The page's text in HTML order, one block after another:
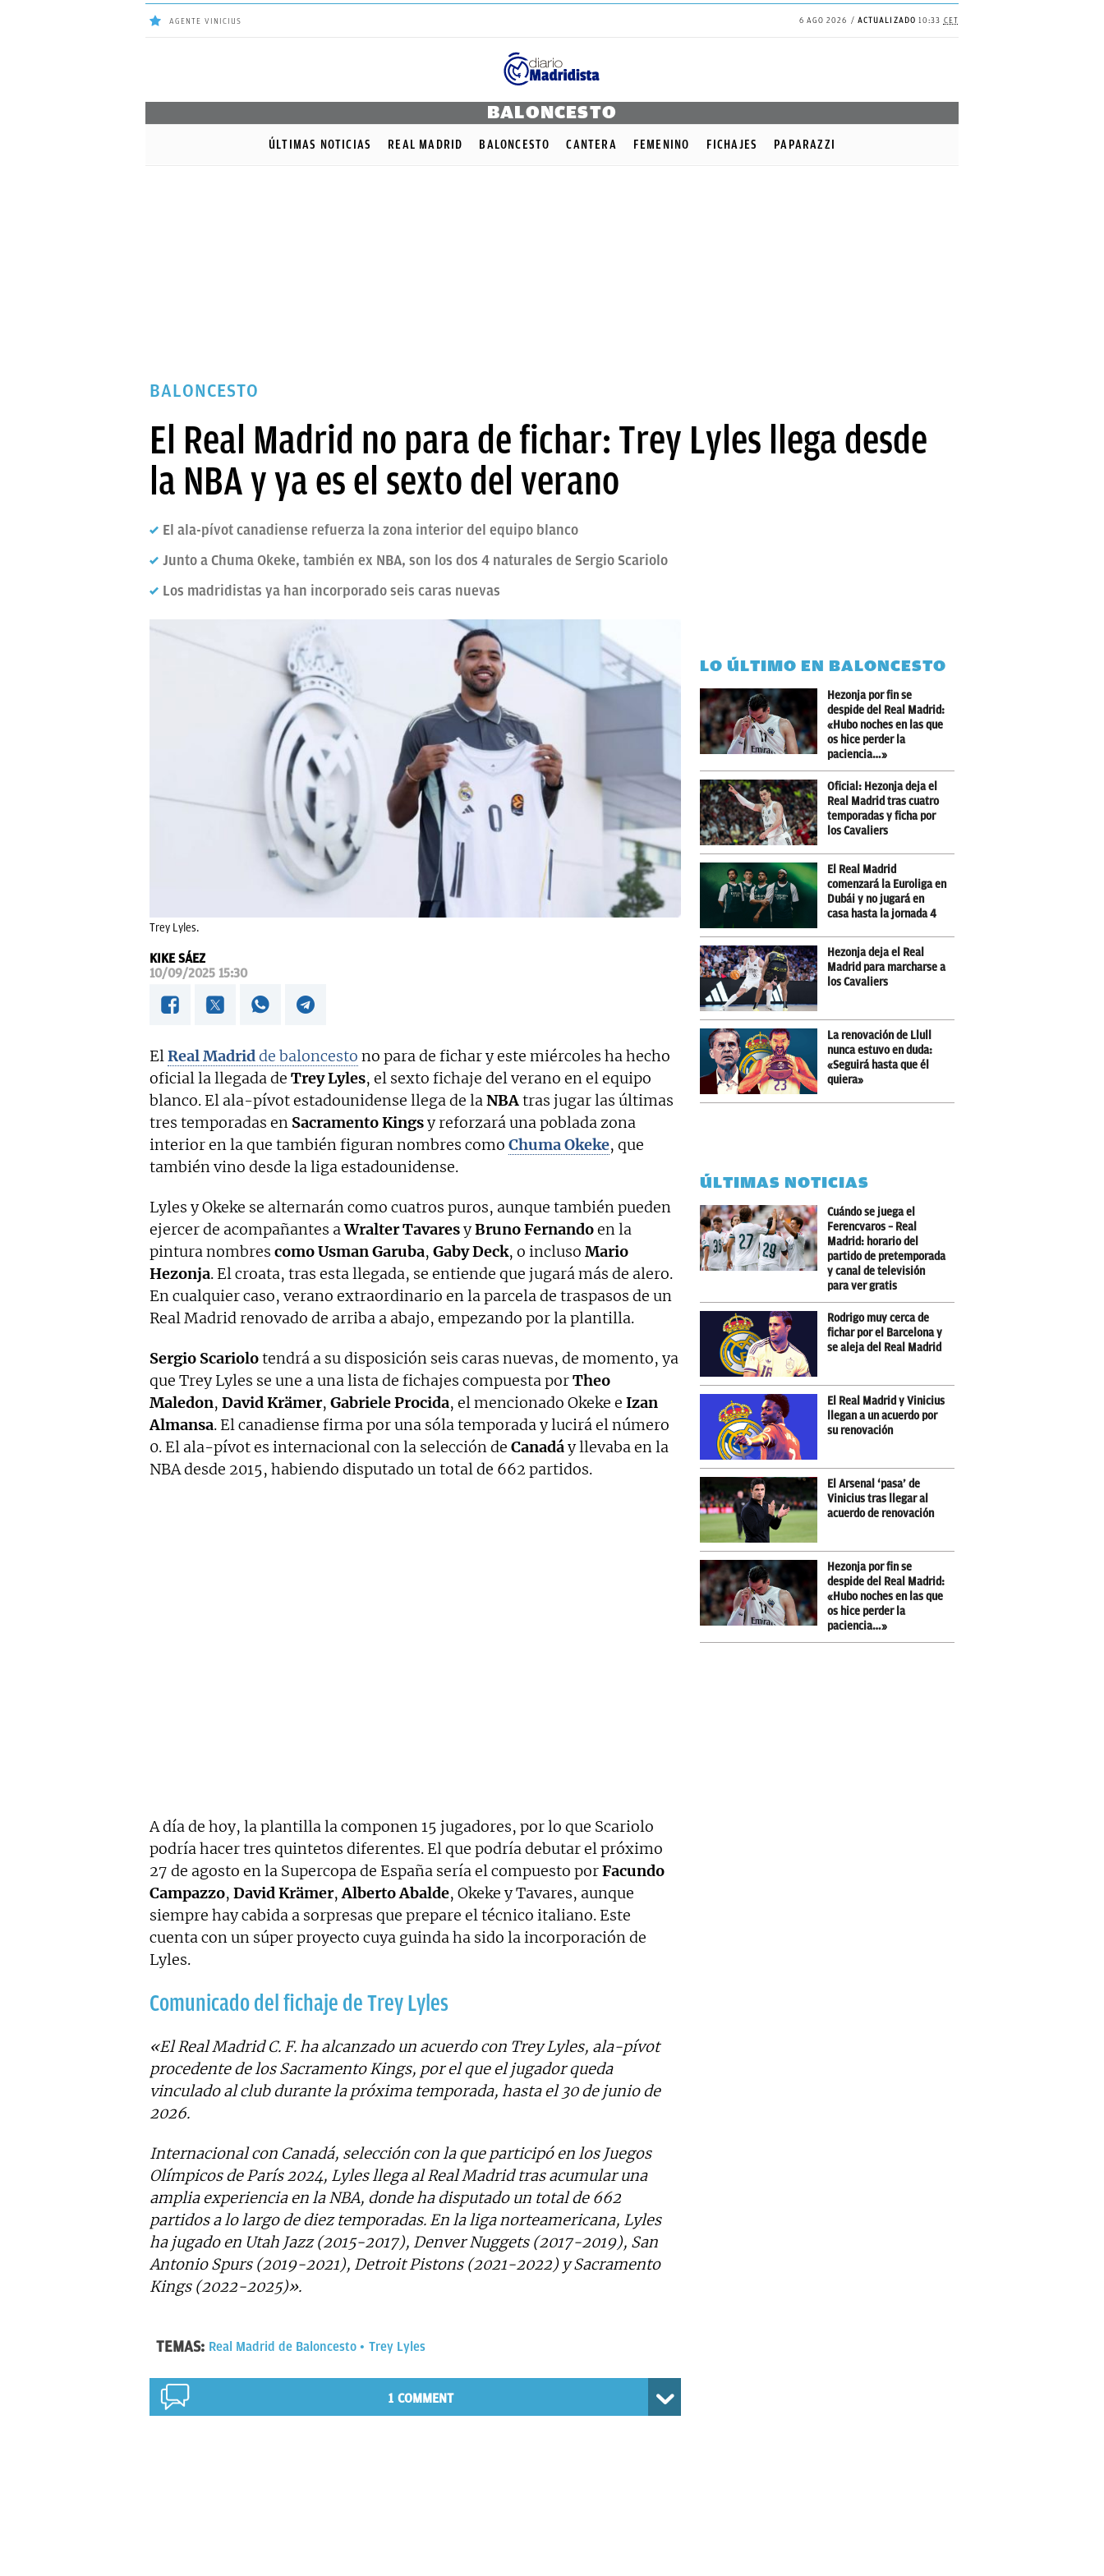
AGENTE VINICIUS 6 AGO 2026 ACTUALIZADO 10:33 CET
ÚLTIMAS
PAPARAZZI
BALONCESTO
ÚLTIMAS NOTICIAS REAL MADRID BALONCESTO CANTERA FEMENINO FICHAJES PAPARAZZI
BALONCESTO
El Real Madrid no para de fichar: Trey Lyles llega desde
la NBA y ya es el sexto del verano
El ala-pívot canadiense refuerza la zona interior del equipo blanco
Junto a Chuma Okeke, también ex NBA, son los dos 4 naturales de Sergio Scariolo
Los madridistas ya han incorporado seis caras nuevas
Trey Lyles.
KIKE SÁEZ
10/09/2025 15:30
ElReal Madridde baloncesto no para de fichar y este miércoles ha hecho
oficial la llegada de Trey Lyles, el sexto fichaje del verano en el equipo
blanco. El ala-pívot estadounidense llega de laNBAtras jugar las últimas
tres temporadas en Sacramento Kingsy reforzará una poblada zona
interior en la que también figuran nombres como Chuma Okeke, que
también vino desde la liga estadounidense.
Lyles y Okeke se alternarán como cuatros puros, aunque también pueden
ejercer de acompañantes aWralter TavaresyBruno Fernandoen la
pintura nombres como Usman Garuba, Gaby Deck, o incluso Mario
Hezonja. El croata, tras esta llegada, se entiende que jugará más de alero.
En cualquier caso, verano extraordinario en la parcela de traspasos de un
Real Madrid renovado de arriba a abajo, empezando por la plantilla.
Sergio Scariolotendrá a su disposición seis caras nuevas, de momento, ya
que Trey Lyles se une a una lista de fichajes compuesta porTheo
Maledon, David Krämer, Gabriele Procida, el mencionado Okeke e Izan
Almansa. El canadiense firma por una sóla temporada y lucirá el número
0. El ala-pívot es internacional con la selección de Canadáy llevaba en la
NBA desde 2015, habiendo disputado un total de 662 partidos.
A día de hoy, la plantilla la componen 15 jugadores, por lo que Scariolo
podría hacer tres quintetos diferentes. El que podría debutar el próximo
27 de agosto en la Supercopa de España sería el compuesto porFacundo
Campazzo, David Krämer,Alberto Abalde, Okeke y Tavares, aunque
siempre hay cabida a sorpresas que prepare el técnico italiano. Este
cuenta con un súper proyecto cuya guinda ha sido la incorporación de
Lyles.
Comunicado del fichaje de Trey Lyles
«El Real Madrid C. F. ha alcanzado un acuerdo con Trey Lyles, ala-pívot
procedente de los Sacramento Kings, por el que el jugador queda
vinculado al club durante la próxima temporada, hasta el 30 de junio de
2026.
Internacional con Canadá, selección con la que participó en los Juegos
Olímpicos de París 2024, Lyles llega al Real Madrid tras acumular una
amplia experiencia en la NBA, donde ha disputado un total de 662
partidos a lo largo de diez temporadas. En la liga norteamericana, Lyles
ha jugado en Utah Jazz (2015-2017), Denver Nuggets (2017-2019), San
Antonio Spurs (2019-2021), Detroit Pistons (2021-2022) y Sacramento
Kings (2022-2025)».
TEMAS: Real Madrid de Baloncesto Trey Lyles
1 COMMENT
LO ÚLTIMO EN BALONCESTO
Hezonja por fin se
despide del Real Madrid:
«Hubo noches en las que
os hice perder la
paciencia…»
Oficial: Hezonja deja el
Real Madrid tras cuatro
temporadas y ficha por
los Cavaliers
El Real Madrid
comenzará la Euroliga en
Dubái y no jugará en
casa hasta la jornada 4
Hezonja deja el Real
Madrid para marcharse a
los Cavaliers
La renovación de Llull
nunca estuvo en duda:
«Seguirá hasta que él
quiera»
ÚLTIMAS NOTICIAS
Cuándo se juega el
Ferencvaros – Real
Madrid: horario del
partido de pretemporada
y canal de televisión
para ver gratis
Rodrigo muy cerca de
fichar por el Barcelona y
se aleja del Real Madrid
El Real Madrid y Vinicius
llegan a un acuerdo por
su renovación
El Arsenal ‘pasa’ de
Vinicius tras llegar al
acuerdo de renovación
Hezonja por fin se
despide del Real Madrid:
«Hubo noches en las que
os hice perder la
paciencia…»